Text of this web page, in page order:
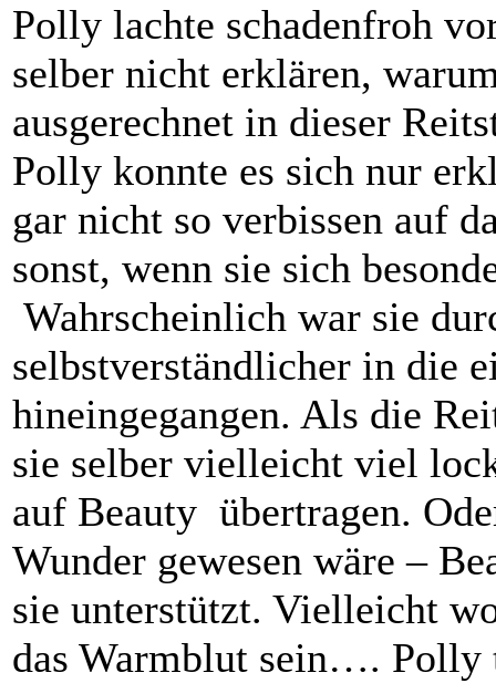
Polly lachte schadenfroh
selber nicht erklären,
ausgerechnet in dieser
Polly konnte es sich nur
gar nicht so verbissen auf
sonst, wenn sie sich
Wahrscheinlich war sie
selbstverständlicher in die
hineingegangen. Als die
sie selber vielleicht viel
auf Beauty übertragen.
Wunder gewesen wäre –
sie unterstützt. Vielleicht
das Warmblut sein…. Polly